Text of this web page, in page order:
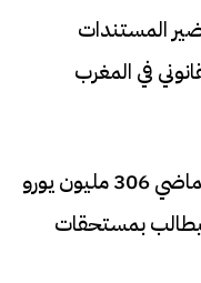
المستندات
في المغرب
وفيما فرضت ايطاليا لوحدها العام الماضي 306 مليون يورو
بمستحقات